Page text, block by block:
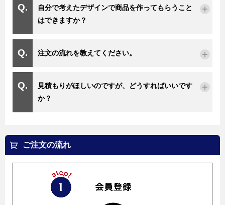
自分で考えたデザインで商品を作ってもらうこと
はできますか？
注文の流れを教えてください。
見積もりがほしいのですが、どうすればいいです
か？
ご注文の流れ